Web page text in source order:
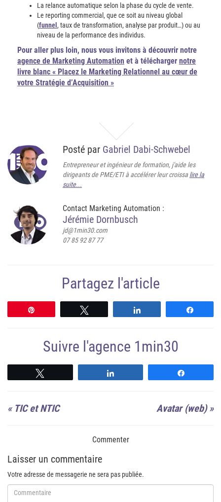
La relance automatique selon la phase du cycle de vente.
Le reporting commercial, que ce soit au niveau global
(funnel , taux de transformation, analyse par produit…) ou au
niveau de la performance des individus.
Pour aller plus loin, nous vous invitons à découvrir notre
agence de Marketing Automation et à télécharger notre
livre blanc « Placez le Marketing Relationnel au cœur de
votre Stratégie d’Acquisition »
Posté par Gabriel Dabi-Schwebel
Entrepreneur et ingénieur de formation, j'aide les
dirigeants de PME/ETI à accélérer leur croissa lire la
suite...
Contact Marketing Automation :
Jérémie Dornbusch
jd@1min30.com
07 85 92 87 77
Partagez l'article
Suivre l'agence 1min30
« TIC et NTIC Avatar (web)»
Commenter
Laisser un commentaire
Votre adresse de messagerie ne sera pas publiée.